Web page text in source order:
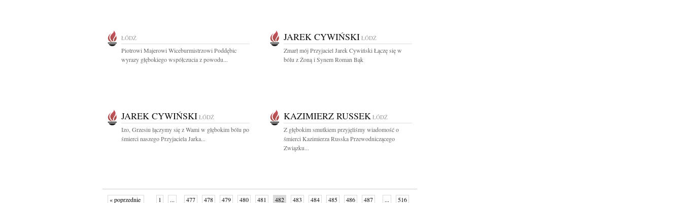
ŁÓDŹ
Piotrowi Majerowi Wiceburmistrzowi Poddębic
wyrazy głębokiego współczucia z powodu...
JAREK CYWIŃSKI ŁÓDŹ
Zmarł mój Przyjaciel Jarek Cywiński Łączę się w
bólu z Żoną i Synem Roman Bąk
JAREK CYWIŃSKI ŁÓDŹ
Izo, Grzesiu łączymy się z Wami w głębokim bólu po
śmierci naszego Przyjaciela Jarka...
KAZIMIERZ RUSSEK ŁÓDŹ
Z głębokim smutkiem przyjęliśmy wiadomość o
śmierci Kazimierza Russka Przewodniczącego
Związku...
« poprzednie 1 ... 477 478 479 480 481 482 483 484 485 486 487 ... 516